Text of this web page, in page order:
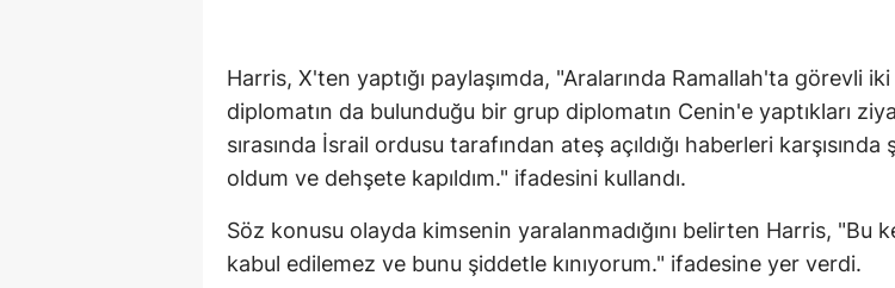
Harris, X'ten yaptığı paylaşımda, "Aralarında Ramallah'ta görevli iki
diplomatın da bulunduğu bir grup diplomatın Cenin'e yaptıkları
sırasında İsrail ordusu tarafından ateş açıldığı haberleri karşısında
oldum ve dehşete kapıldım." ifadesini kullandı.
Söz konusu olayda kimsenin yaralanmadığını belirten Harris, "Bu
kabul edilemez ve bunu şiddetle kınıyorum." ifadesine yer verdi.